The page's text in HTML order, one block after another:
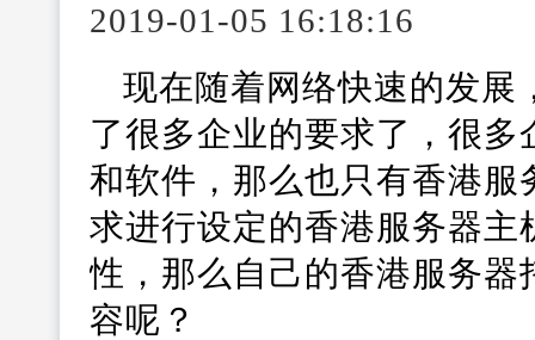
2019-01-05 16:18:16
现在随着网络快速的发展
了很多企业的要求了，很
和软件，那么也只有香港
求进行设定的香港服务器
性，那么自己的香港服务
容呢？